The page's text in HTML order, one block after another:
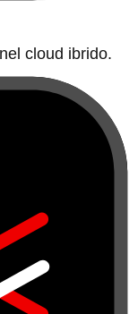
cloud ibrido.